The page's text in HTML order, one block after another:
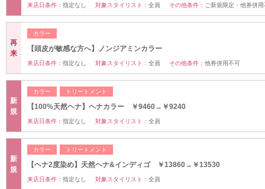
来店日条件： 指定なし 対象スタイリスト： 全員 その他条件： ご新規限定・他券併
再
来
カラー
【頭皮が敏感な方へ】ノンジアミンカラー
来店日条件： 指定なし 対象スタイリスト： 全員 その他条件： 他券併用不可
新
規
カラー トリートメント
【100%天然ヘナ】ヘナカラー ￥9460→￥9240
来店日条件： 指定なし 対象スタイリスト： 全員
新
規
カラー トリートメント
【ヘナ2度染め】天然ヘナ&インディゴ ￥13860→￥13530
来店日条件： 指定なし 対象スタイリスト： 全員